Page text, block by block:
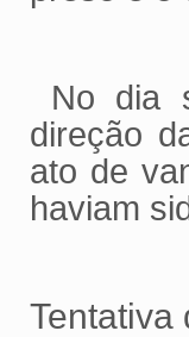
No dia
direção
ato de
haviam
Tentativa